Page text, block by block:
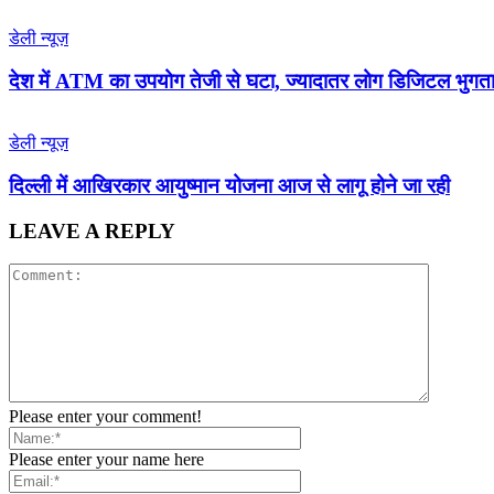
डेली न्यूज़
देश में ATM का उपयोग तेजी से घटा, ज्यादातर लोग डिजिटल
डेली न्यूज़
द‍िल्‍ली में आख‍िरकार आयुष्‍मान योजना आज से लागू होने जा रही
LEAVE A REPLY
Please enter your comment!
Please enter your name here